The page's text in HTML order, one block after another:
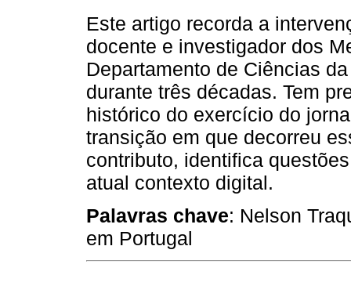
Este artigo recorda a
docente e investigador dos
Departamento de Ciências
durante três décadas. Tem
histórico do exercício do
transição em que decorreu
contributo, identifica
atual contexto digital.
Palavras chave: Nelson
em Portugal